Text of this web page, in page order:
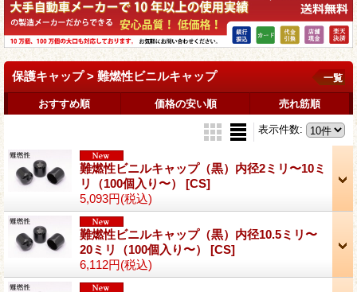
保護キャップ > 難燃性ビニルキャップ 一覧
おすすめ順 価格の安い順 売れ筋順
表示件数:
難燃性ビニルキャップ（黒）内径2ミリ〜10ミ
リ（100個入り〜） [CS]
5,093円(税込)
難燃性ビニルキャップ（黒）内径10.5ミリ〜
20ミリ（100個入り〜） [CS]
6,112円(税込)